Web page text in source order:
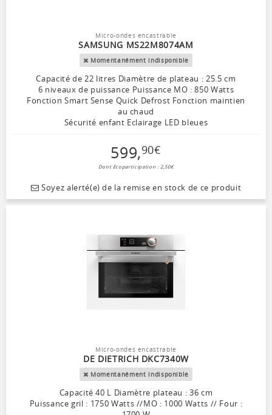
Micro-ondes encastrable
SAMSUNG MS22M8074AM
Momentanément indisponible
Capacité de 22 litres Diamètre de plateau : 25.5 cm
6 niveaux de puissance Puissance MO : 850 Watts
Fonction Smart Sense Quick Defrost Fonction maintien
au chaud
Sécurité enfant Eclairage LED bleues
599,90€
Dont Ecoparticipation : 2,50€
Soyez alerté(e) de la remise en stock de ce produit
Micro-ondes encastrable
DE DIETRICH DKC7340W
Momentanément indisponible
Capacité 40 L Diamètre plateau : 36 cm
Puissance gril : 1750 Watts //MO : 1000 Watts // Four :